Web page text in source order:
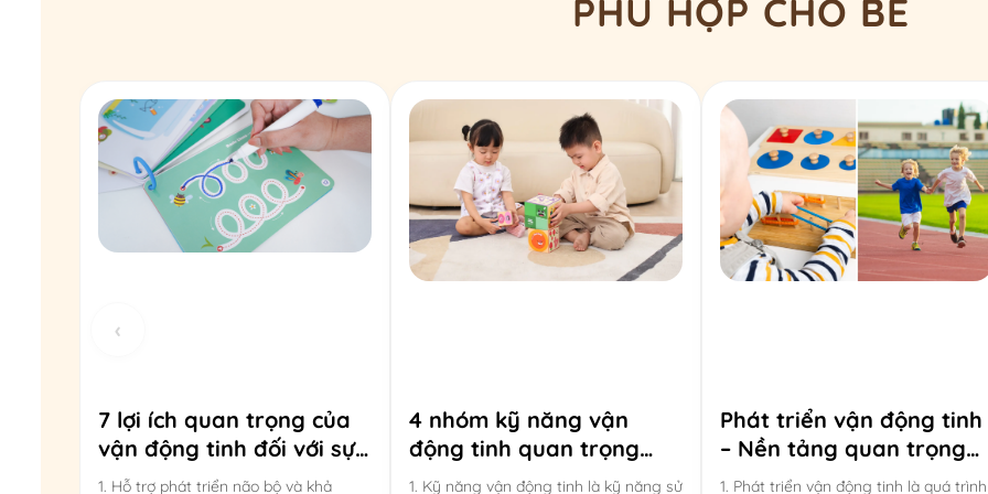
PHÙ HỢP CHO BÉ
7 lợi ích quan trọng của
vận động tinh đối với sự
phát triển của trẻ 0–6
1. Hỗ trợ phát triển não bộ và khả
4 nhóm kỹ năng vận
động tinh quan trọng
của trẻ 0-6 tuổi và cách
1. Kỹ năng vận động tinh là kỹ năng sử
Phát triển vận động tinh
– Nền tảng quan trọng
cho khả năng học tập và
1. Phát triển vận động tinh là quá trình
‹